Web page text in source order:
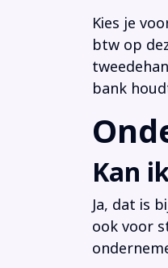
Kies je
btw op
bank
Kan
Ja, dat is
ook voor